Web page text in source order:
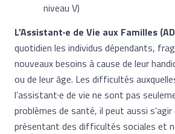
niveau V)
L’Assistant·e de Vie aux Familles
quotidien les individus dépendants,
nouveaux besoins à cause de leur
ou de leur âge. Les difficultés
l’assistant·e de vie ne sont pas
problèmes de santé, il peut aussi
présentant des difficultés sociales et